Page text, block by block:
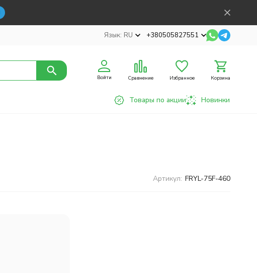
Язык: RU +380505827551
Войти Сравнение Избранное Корзина
Товары по акции Новинки
Артикул: FRYL-75F-460